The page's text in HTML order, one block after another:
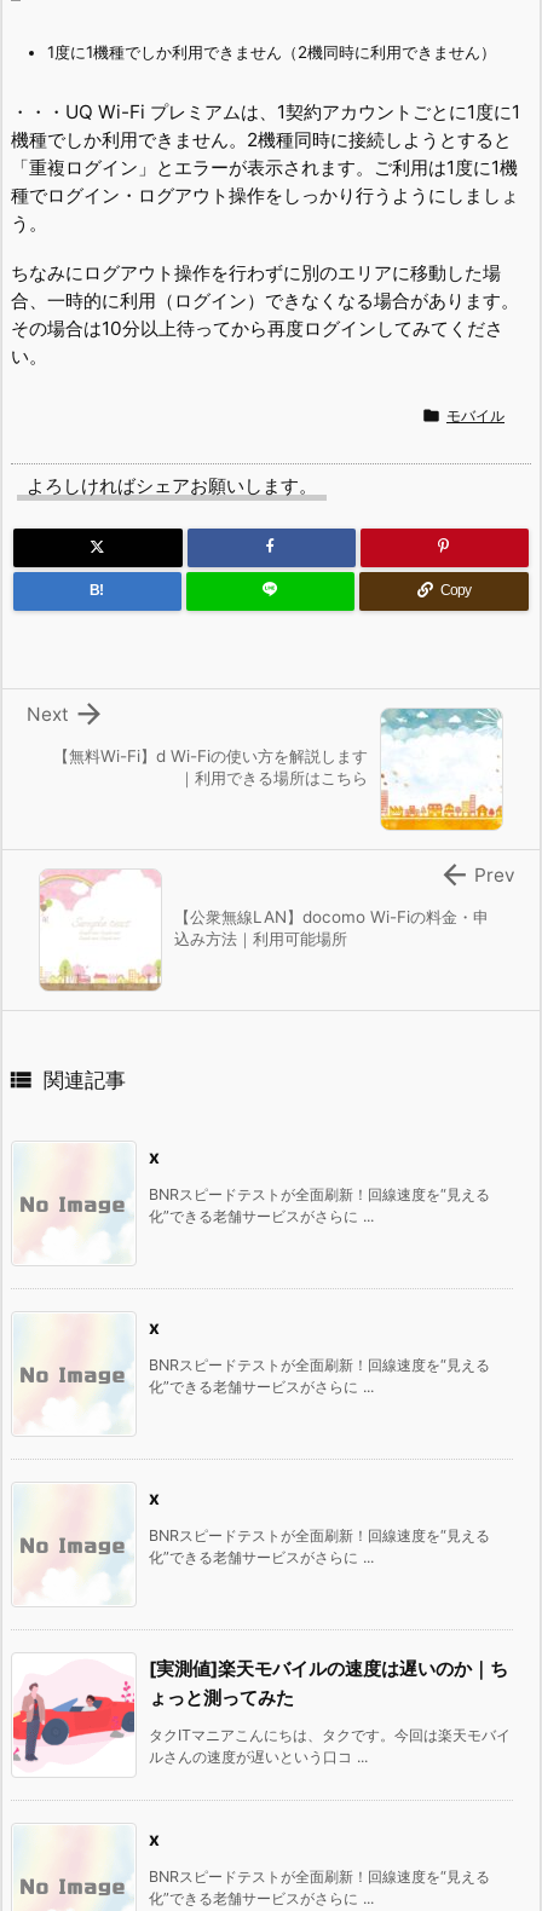
1度に1機種でしか利用できません（2機同時に利用できません）
・・・UQ Wi-Fi プレミアムは、1契約アカウントごとに1度に1
機種でしか利用できません。2機種同時に接続しようとすると
「重複ログイン」とエラーが表示されます。ご利用は1度に1機
種でログイン・ログアウト操作をしっかり行うようにしましょ
う。
ちなみにログアウト操作を行わずに別のエリアに移動した場
合、一時的に利用（ログイン）できなくなる場合があります。
その場合は10分以上待ってから再度ログインしてみてくださ
い。
 モバイル
よろしければシェアお願いします。
B! Copy
【無料Wi-Fi】d Wi-Fiの使い方を解説します
｜利用できる場所はこちら

Next
【公衆無線LAN】docomo Wi-Fiの料金・申
込み方法｜利用可能場所
 Prev
 関連記事
x
BNRスピードテストが全面刷新！回線速度を“見える
化”できる老舗サービスがさらに ...
x
BNRスピードテストが全面刷新！回線速度を“見える
化”できる老舗サービスがさらに ...
x
BNRスピードテストが全面刷新！回線速度を“見える
化”できる老舗サービスがさらに ...
[実測値]楽天モバイルの速度は遅いのか｜ち
ょっと測ってみた
タクITマニアこんにちは、タクです。今回は楽天モバイ
ルさんの速度が遅いという口コ ...
x
BNRスピードテストが全面刷新！回線速度を“見える
化”できる老舗サービスがさらに ...